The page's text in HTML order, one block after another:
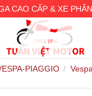
CAO CẤP & XE
PIAGGIO /